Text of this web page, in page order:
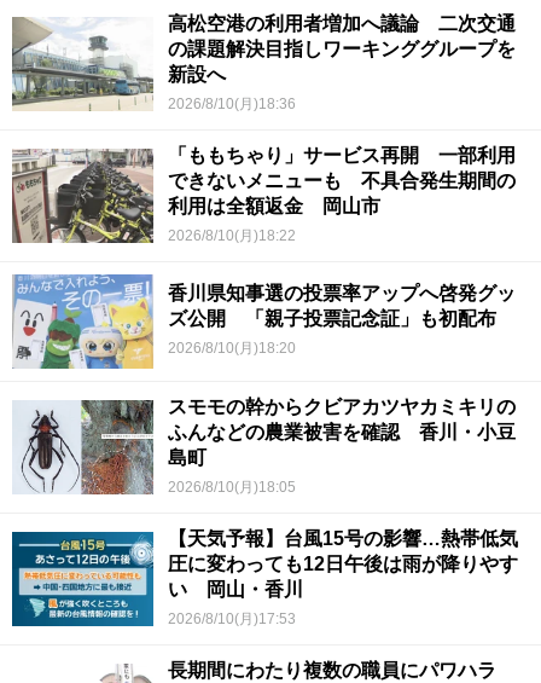
高松空港の利用者増加へ議論 二次交通
の課題解決目指しワーキンググループを
新設へ
2026/8/10(月)18:36
「ももちゃり」サービス再開 一部利用
できないメニューも 不具合発生期間の
利用は全額返金 岡山市
2026/8/10(月)18:22
香川県知事選の投票率アップへ啓発グッ
ズ公開 「親子投票記念証」も初配布
2026/8/10(月)18:20
スモモの幹からクビアカツヤカミキリの
ふんなどの農業被害を確認 香川・小豆
島町
2026/8/10(月)18:05
【天気予報】台風15号の影響…熱帯低気
圧に変わっても12日午後は雨が降りやす
い 岡山・香川
2026/8/10(月)17:53
長期間にわたり複数の職員にパワハラ